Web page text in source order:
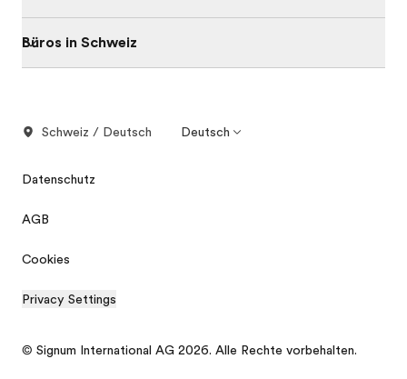
Büros in Schweiz
Schweiz / Deutsch Deutsch
Datenschutz
AGB
Cookies
Privacy Settings
© Signum International AG 2026. Alle Rechte vorbehalten.